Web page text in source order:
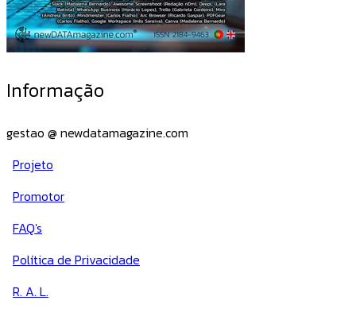
Informação
gestao @ newdatamagazine.com
Projeto
Promotor
FAQ's
Política de Privacidade
R. A. L.